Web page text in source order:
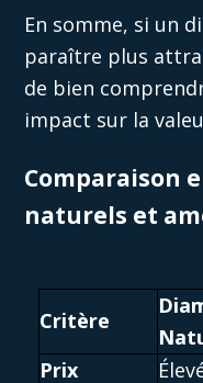
En somme, si un
paraître plus
de bien
impact sur la
Comparaison
naturels et
Critère
Prix